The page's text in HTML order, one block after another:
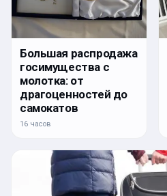
Большая распродажа
госимущества с
молотка: от
драгоценностей до
самокатов
16 часов